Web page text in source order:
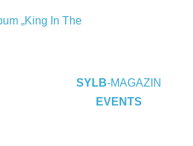
„King In The
EP-Releaseshow
SYLB-MAGAZIN
EVENTS